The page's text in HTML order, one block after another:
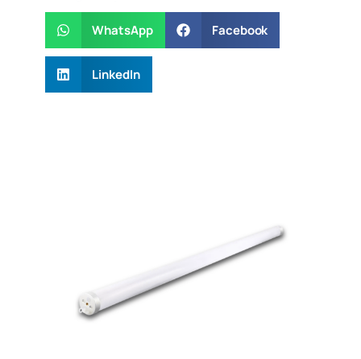
WhatsApp Facebook
LinkedIn